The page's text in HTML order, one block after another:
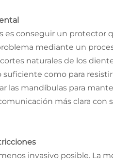
es conseguir un protector
mediante un
naturales de los
como para
las mandíbulas para
más clara con
invasivo posible. La